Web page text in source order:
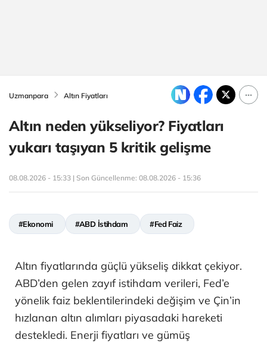
Uzmanpara Altın Fiyatları
Altın neden yükseliyor? Fiyatları
yukarı taşıyan 5 kritik gelişme
08.08.2026 - 15:33 | Son Güncellenme: 08.08.2026 - 15:36
#Ekonomi #ABD İstihdam #Fed Faiz
Altın fiyatlarında güçlü yükseliş dikkat çekiyor.
ABD’den gelen zayıf istihdam verileri, Fed’e
yönelik faiz beklentilerindeki değişim ve Çin’in
hızlanan altın alımları piyasadaki hareketi
destekledi. Enerji fiyatları ve gümüş